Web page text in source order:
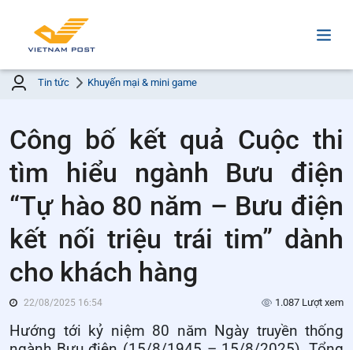
Tin tức Khuyến mại & mini game
Công bố kết quả Cuộc thi
tìm hiểu ngành Bưu điện
“Tự hào 80 năm – Bưu điện
kết nối triệu trái tim” dành
cho khách hàng
22/08/2025 16:54 1.087 Lượt xem
Hướng tới kỷ niệm 80 năm Ngày truyền thống